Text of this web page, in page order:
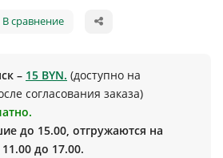
В сравнение
– 15 BYN. (доступно на
согласования заказа)
до 15.00, отгружаются на
до 17.00.